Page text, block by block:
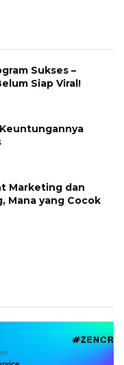
Sukses –
Siap Viral!
Marketing dan
Mana yang Cocok